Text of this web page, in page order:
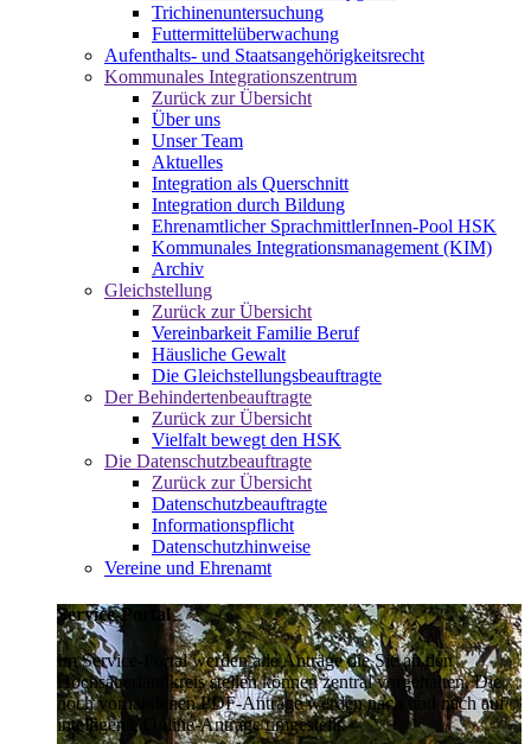
Trichinenuntersuchung
Futtermittelüberwachung
Aufenthalts- und Staatsangehörigkeitsrecht
Kommunales Integrationszentrum
Zurück zur Übersicht
Über uns
Unser Team
Aktuelles
Integration als Querschnitt
Integration durch Bildung
Ehrenamtlicher SprachmittlerInnen-Pool HSK
Kommunales Integrationsmanagement (KIM)
Archiv
Gleichstellung
Zurück zur Übersicht
Vereinbarkeit Familie Beruf
Häusliche Gewalt
Die Gleichstellungsbeauftragte
Der Behindertenbeauftragte
Zurück zur Übersicht
Vielfalt bewegt den HSK
Die Datenschutzbeauftragte
Zurück zur Übersicht
Datenschutzbeauftragte
Informationspflicht
Datenschutzhinweise
Vereine und Ehrenamt
Service-Portal
Im Service-Portal werden alle Anträge die Sie an den
Hochsauerlandkreis stellen können zentral vorgehalten. Die
noch vorhandenen PDF-Anträge werden nach und nach auf
intelligente Online-Anträge umgestellt.